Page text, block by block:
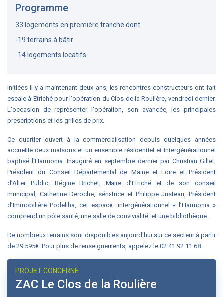
Programme
33 logements en première tranche dont
-19 terrains à bâtir
-14 logements locatifs
Initiées il y a maintenant deux ans, les rencontres constructeurs ont fait
escale à Etriché pour l'opération du Clos de la Roulière, vendredi dernier.
L'occasion de représenter l'opération, son avancée, les principales
prescriptions et les grilles de prix.
Ce quartier ouvert à la commercialisation depuis quelques années
accueille deux maisons et un ensemble résidentiel et intergénérationnel
baptisé l'Harmonia. Inauguré en septembre dernier par Christian Gillet,
Président du Conseil Départemental de Maine et Loire et Président
d’Alter Public, Régine Brichet, Maire d’Etriché et de son conseil
municipal, Catherine Deroche, sénatrice et Philippe Justeau, Président
d’Immobilière Podeliha, cet espace intergénérationnel « l’Harmonia »
comprend un pôle santé, une salle de convivialité, et une bibliothèque.
De nombreux terrains sont disponibles aujourd'hui sur ce secteur à partir
de 29 595€. Pour plus de renseignements, appelez le 02 41 92 11 68.
PROJET CONCERNÉ
ZAC Le Clos de la Roulière